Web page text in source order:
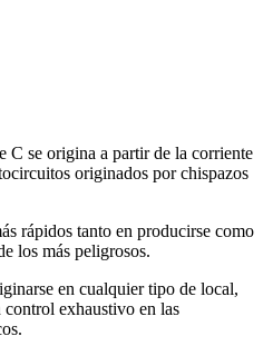
C se origina a partir de la corriente
originados por chispazos
rápidos tanto en producirse como
los más peligrosos.
en cualquier tipo de local,
exhaustivo en las